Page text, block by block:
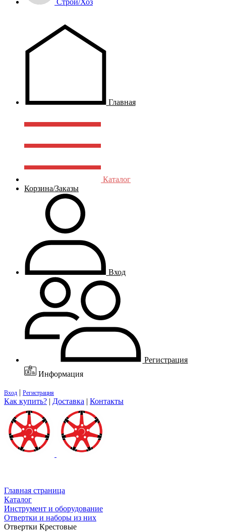
Строй/Хоз
Главная
Каталог
Корзина/Заказы
Вход
Регистрация
Информация
Вход | Регистрация
Как купить? | Доставка | Контакты
Главная страница
Каталог
Инструмент и оборудование
Отвертки и наборы из них
Отвертки Крестовые